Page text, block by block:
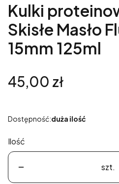
Kulki
Skisłe Masło
15mm 125ml
Cena
45,00 zł
Dostępność:duża ilość
Ilość
szt.